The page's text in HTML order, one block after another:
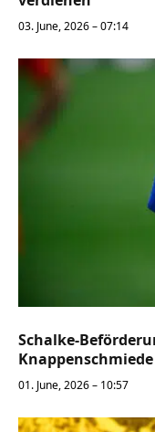
03. June, 2026 – 07:14
Schalke-
01. June, 2026 – 10:57